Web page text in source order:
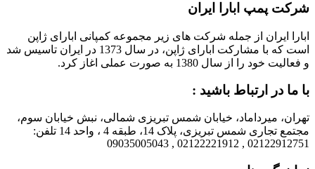
شرکت پمپ ابارا ایران
ابارا ایران از جمله شرکت های زیر مجموعه کمپانی ابارای ژاپن
است که با مشارکت ابارای ژاپن، در سال 1373 در ایران تاسیس شد
و فعالیت خود را از سال 1380 به صورت عملی اغاز کرد.
با ما در ارتباط باشید :
تهران، میرداماد، خیابان شمس تبریزی شمالی، نبش خیابان سوم،
مجتمع تجاری شمس تبریزی، پلاک 14، طبقه 4 ، واحد 14 تلفن:
02122912751 , 02122221912 , 09035005043